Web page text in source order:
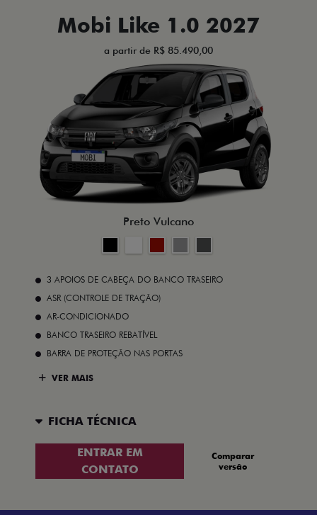
Mobi Like 1.0 2027
a partir de R$ 85.490,00
Preto Vulcano
3 APOIOS DE CABEÇA DO BANCO TRASEIRO
ASR (CONTROLE DE TRAÇÃO)
AR-CONDICIONADO
BANCO TRASEIRO REBATÍVEL
BARRA DE PROTEÇÃO NAS PORTAS
VER MAIS
FICHA TÉCNICA
ENTRAR EM
CONTATO
Comparar
versão